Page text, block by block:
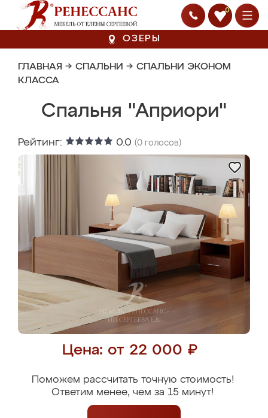
0
ОЗЕРЫ
ГЛАВНАЯ → СПАЛЬНИ → СПАЛЬНИ ЭКОНОМ
КЛАССА
Спальня "Априори"
Рейтинг: 0.0 (0 голосов)
Цена: от 22 000 ₽
Поможем рассчитать точную стоимость!
Ответим менее, чем за 15 минут!